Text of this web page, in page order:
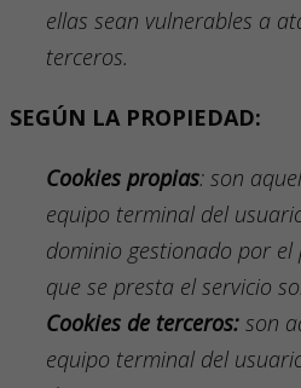
ellas sean vulnerables a
terceros.
SEGÚN LA PROPIEDAD:
Cookies propias: son
equipo terminal del
dominio gestionado por
que se presta el servicio
Cookies de terceros: son
equipo terminal del